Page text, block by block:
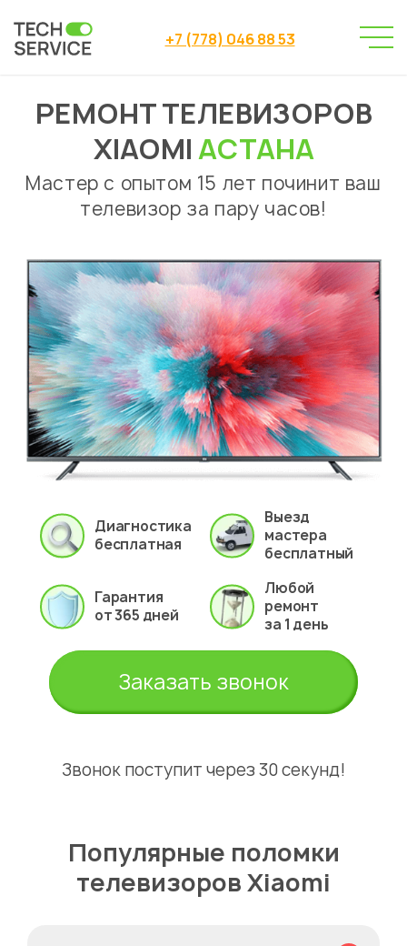
+7 (778) 046 88 53
Сервисный центр
→
Сервисный центр Астана
→
Ремонт телевизоров
→ Xiaomi
РЕМОНТ ТЕЛЕВИЗОРОВ
XIAOMIАСТАНА
Мастер с опытом 15 лет починит ваш
телевизор за пару часов!
Диагностика
бесплатная
Выезд
мастера
бесплатный
Гарантия
от 365 дней
Любой
ремонт
за 1 день
Заказать звонок
Звонок поступит через 30 секунд!
Популярные поломки
телевизоров Xiaomi